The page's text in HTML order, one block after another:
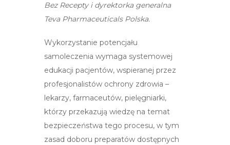
Bez Recepty i dyrektorka generalna
Teva Pharmaceuticals Polska.
Wykorzystanie potencjału
samoleczenia wymaga systemowej
edukacji pacjentów, wspieranej przez
profesjonalistów ochrony zdrowia –
lekarzy, farmaceutów, pielęgniarki,
którzy przekazują wiedzę na temat
bezpieczeństwa tego procesu, w tym
zasad doboru preparatów dostępnych